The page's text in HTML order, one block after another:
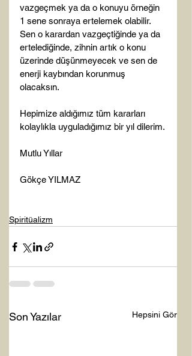
vazgeçmek ya da o konuyu örneğin
1 sene sonraya ertelemek olabilir.
Sen o karardan vazgeçtiğinde ya da
ertelediğinde, zihnin artık o konu
üzerinde düşünmeyecek ve sen de
enerji kaybından korunmuş
olacaksın.
Hepimize aldığımız tüm kararları
kolaylıkla uyguladığımız bir yıl dilerim.
Mutlu Yıllar
Gökçe YILMAZ
Spiritüalizm
Son Yazılar Hepsini Gör